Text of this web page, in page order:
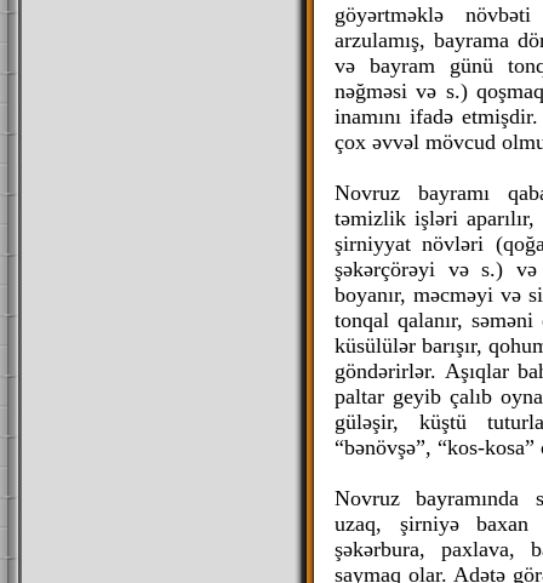
göyərtməklə
arzulamış, bayrama
və bayram günü
nəğməsi və s.)
inamını ifadə
çox əvvəl mövcud
Novruz bayramı
təmizlik işləri
şirniyyat növləri
şəkərçörəyi və s.)
boyanır, məcməyi və
tonqal qalanır,
küsülülər barışır,
göndərirlər. Aşıqlar
paltar geyib çalıb
güləşir, küştü
“bənövşə”, “kos-kosa”
Novruz bayramında
uzaq, şirniyə baxan
şəkərbura, paxlava,
saymaq olar. Adətə